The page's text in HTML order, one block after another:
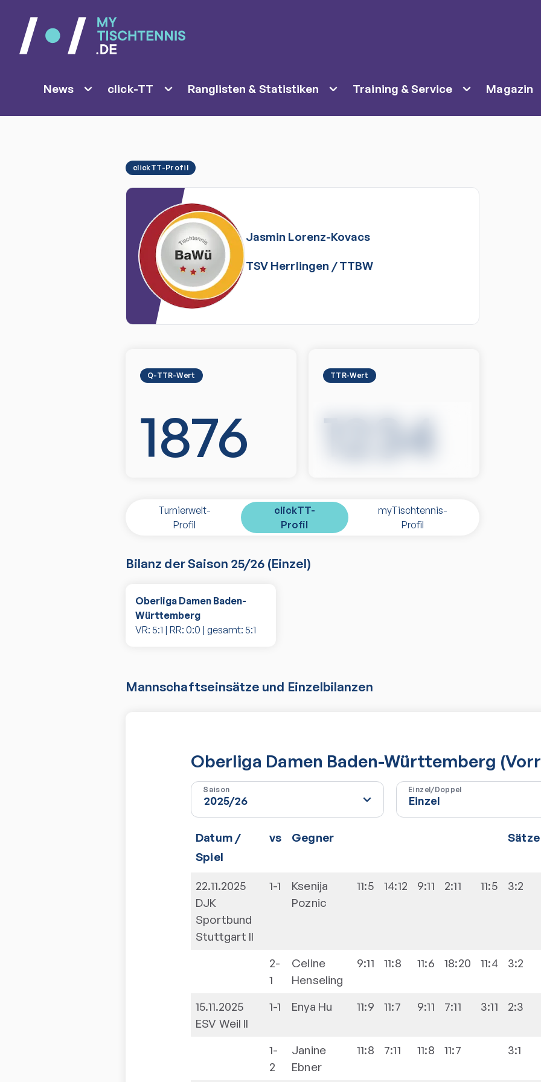
News click-TT Ranglisten & Statistiken Training & Service Magazin
clickTT-Profil
Jasmin Lorenz-Kovacs
TSV Herrlingen /TTBW
Q-TTR-Wert
1876
TTR-Wert
1234
Turnierwelt-
Profil
clickTT-
Profil
myTischtennis-
Profil
Bilanz der Saison 25/26 (Einzel)
Oberliga Damen Baden-
Württemberg
VR: 5:1 | RR: 0:0 | gesamt: 5:1
Mannschaftseinsätze und Einzelbilanzen
Oberliga Damen Baden-Württemberg
Saison Einzel/Doppel
Datum /
Spiel
vs Gegner Sätze
22.11.2025
DJK
Sportbund
Stuttgart II
1-1
Ksenija
Poznic
11:5 14:12 9:11 2:11 11:5 3:2
2-
1
Celine
Henseling
9:11 11:8 11:6 18:20 11:4 3:2
15.11.2025
ESV Weil II
1-1 Enya Hu 11:9 11:7 9:11 7:11 3:11 2:3
1-
2
Janine
Ebner
11:8 7:11 11:8 11:7 3:1